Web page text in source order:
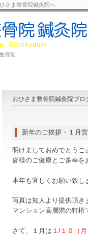
さま整骨院鍼灸院へ
骨院
おひさま整骨院鍼灸院ブロ
新年のご挨拶・１月
明けましておめでとうご
皆様のご健康とご多幸を
本年も宜しくお願い致し
写真は知人より提供頂き
マンション高層階の特権
さて、１月は １/１０（月